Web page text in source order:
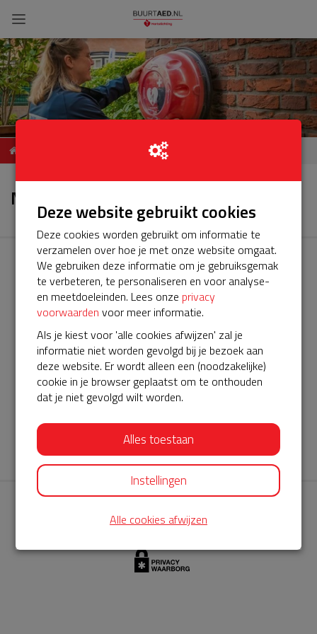
Nieuws
AED360-ProCardio
ServiceBuurtAED wordt aangeboden door de Hartstichting en
AED360-ProCardio. Net als bij BuurtAED is AED360-ProCardio
de leverancier van het servicepakket en ontzorgen zij jou de
komende jaren. AED360-ProCardio is gespecialiseerd in de
levering en het onderhoud van Philips AED’s.
Deze website gebruikt cookies
Deze cookies worden gebruikt om informatie te
verzamelen over hoe je met onze website omgaat.
We gebruiken deze informatie om je gebruiksgemak
te verbeteren, te personaliseren en voor analyse-
en meetdoeleinden. Lees onze privacy
voorwaarden voor meer informatie.
Als je kiest voor 'alle cookies afwijzen' zal je
informatie niet worden gevolgd bij je bezoek aan
deze website. Er wordt alleen een (noodzakelijke)
cookie in je browser geplaatst om te onthouden
dat je niet gevolgd wilt worden.
Alles toestaan
Instellingen
Alle cookies afwijzen